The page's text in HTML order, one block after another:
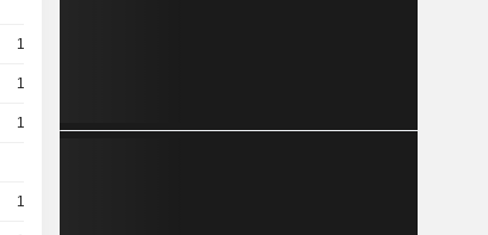
10
10
10
10